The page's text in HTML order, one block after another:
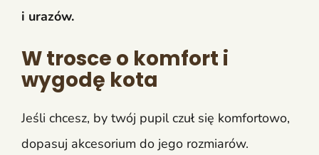
i urazów.
W trosce o komfort i
wygodę kota
Jeśli chcesz, by twój pupil czuł się komfortowo,
dopasuj akcesorium do jego rozmiarów.